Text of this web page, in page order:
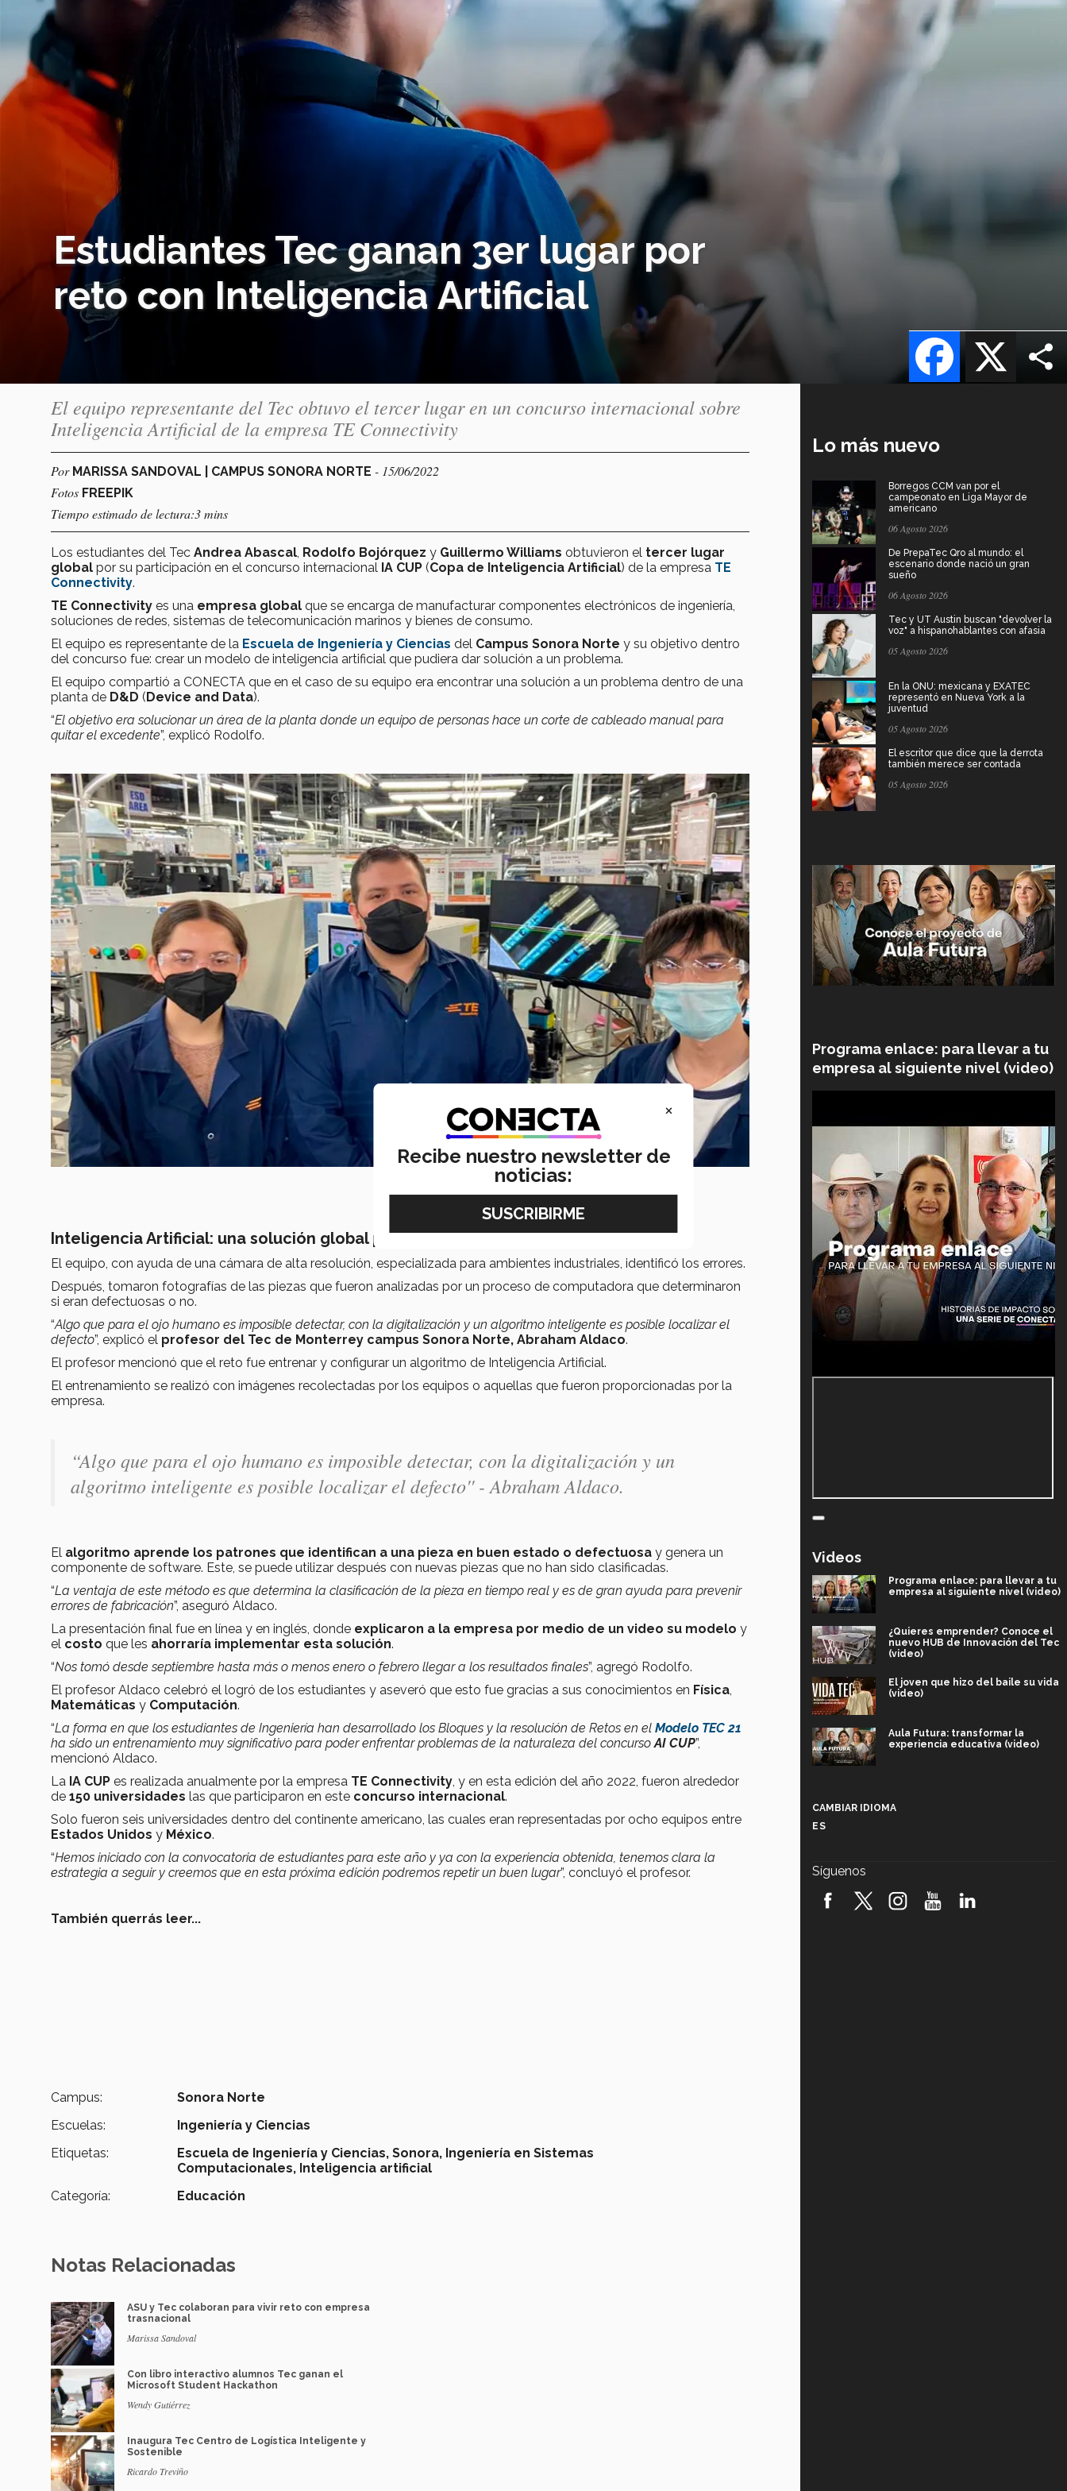
Estudiantes Tec ganan 3er lugar por
reto con Inteligencia Artificial
X
Facebook
El equipo representante del Tec obtuvo el tercer lugar en un concurso internacional sobre
Inteligencia Artificial de la empresa TE Connectivity
Por MARISSA SANDOVAL | CAMPUS SONORA NORTE - 15/06/2022
Fotos FREEPIK
Tiempo estimado de lectura:3 mins
Los estudiantes del Tec Andrea Abascal Rodolfo Bojórquez y Guillermo Williams obtuvieron el tercer lugar
global por su participación en el concurso internacional IA CUP (Copa de Inteligencia Artificial) de la empresa TE
Connectivity.
TE Connectivity es una empresa global que se encarga de manufacturar componentes electrónicos de ingeniería,
soluciones de redes, sistemas de telecomunicación marinos y bienes de consumo.
El equipo es representante de la Escuela de Ingeniería y Ciencias del Campus Sonora Norte y su objetivo dentro
del concurso fue: crear un modelo de inteligencia artificial que pudiera dar solución a un problema.
El equipo compartió a CONECTA que en el caso de su equipo era encontrar una solución a un problema dentro de una
planta de D&D (Device and Data).
“El objetivo era solucionar un área de la planta donde un equipo de personas hace un corte de cableado manual para
quitar el excedente”, explicó Rodolfo.
Inteligencia Artificial: una solución global para las empresas
El equipo, con ayuda de una cámara de alta resolución, especializada para ambientes industriales, identificó los errores.
Después, tomaron fotografías de las piezas que fueron analizadas por un proceso de computadora que determinaron
si eran defectuosas o no.
“Algo que para el ojo humano es imposible detectar, con la digitalización y un algoritmo inteligente es posible localizar el
defecto”, explicó el profesor del Tec de Monterrey campus Sonora Norte, Abraham Aldaco.
El profesor mencionó que el reto fue entrenar y configurar un algoritmo de Inteligencia Artificial.
El entrenamiento se realizó con imágenes recolectadas por los equipos o aquellas que fueron proporcionadas por la
empresa.
“Algo que para el ojo humano es imposible detectar, con la digitalización y un
algoritmo inteligente es posible localizar el defecto'' - Abraham Aldaco.
El algoritmo aprende los patrones que identifican a una pieza en buen estado o defectuosa y genera un
componente de software. Este, se puede utilizar después con nuevas piezas que no han sido clasificadas.
“La ventaja de este método es que determina la clasificación de la pieza en tiempo real y es de gran ayuda para prevenir
errores de fabricación”, aseguró Aldaco.
La presentación final fue en línea y en inglés, donde explicaron a la empresa por medio de un video su modelo y
el costo que les ahorraría implementar esta solución.
“Nos tomó desde septiembre hasta más o menos enero o febrero llegar a los resultados finales”, agregó Rodolfo.
El profesor Aldaco celebró el logró de los estudiantes y aseveró que esto fue gracias a sus conocimientos en Física,
Matemáticas y Computación.
“La forma en que los estudiantes de Ingeniería han desarrollado los Bloques y la resolución de Retos en el Modelo TEC 21
ha sido un entrenamiento muy significativo para poder enfrentar problemas de la naturaleza del concursoAI CUP”,
mencionó Aldaco.
La IA CUP es realizada anualmente por la empresa TE Connectivity, y en esta edición del año 2022, fueron alrededor
de 150 universidades las que participaron en este concurso internacional.
Solo fueron seis universidades dentro del continente americano, las cuales eran representadas por ocho equipos entre
Estados Unidos y México.
“Hemos iniciado con la convocatoria de estudiantes para este año y ya con la experiencia obtenida, tenemos clara la
estrategia a seguir y creemos que en esta próxima edición podremos repetir un buen lugar”, concluyó el profesor.
También querrás leer...
Campus:
Sonora Norte
Escuelas:
Ingeniería y Ciencias
Etiquetas:
Escuela de Ingeniería y Ciencias, Sonora, Ingeniería en Sistemas
Computacionales, Inteligencia artificial
Categoría:
Educación
Notas Relacionadas
ASU y Tec colaboran para vivir reto con empresa
trasnacional
Marissa Sandoval
Con libro interactivo alumnos Tec ganan el
Microsoft Student Hackathon
Wendy Gutiérrez
Inaugura Tec Centro de Logística Inteligente y
Sostenible
Ricardo Treviño
Lo más nuevo
Borregos CCM van por el
campeonato en Liga Mayor de
americano
06 Agosto 2026
De PrepaTec Qro al mundo: el
escenario donde nació un gran
sueño
06 Agosto 2026
Tec y UT Austin buscan "devolver la
voz" a hispanohablantes con afasia
05 Agosto 2026
En la ONU: mexicana y EXATEC
representó en Nueva York a la
juventud
05 Agosto 2026
El escritor que dice que la derrota
también merece ser contada
05 Agosto 2026
Programa enlace: para llevar a tu
empresa al siguiente nivel (video)
Videos
Programa enlace: para llevar a tu
empresa al siguiente nivel (video)
¿Quieres emprender? Conoce el
nuevo HUB de Innovación del Tec
(video)
El joven que hizo del baile su vida
(video)
Aula Futura: transformar la
experiencia educativa (video)
robótica FIRST 2026! (video)
CAMBIAR IDIOMA
ES
Síguenos
×
Recibe nuestro newsletter de
noticias: